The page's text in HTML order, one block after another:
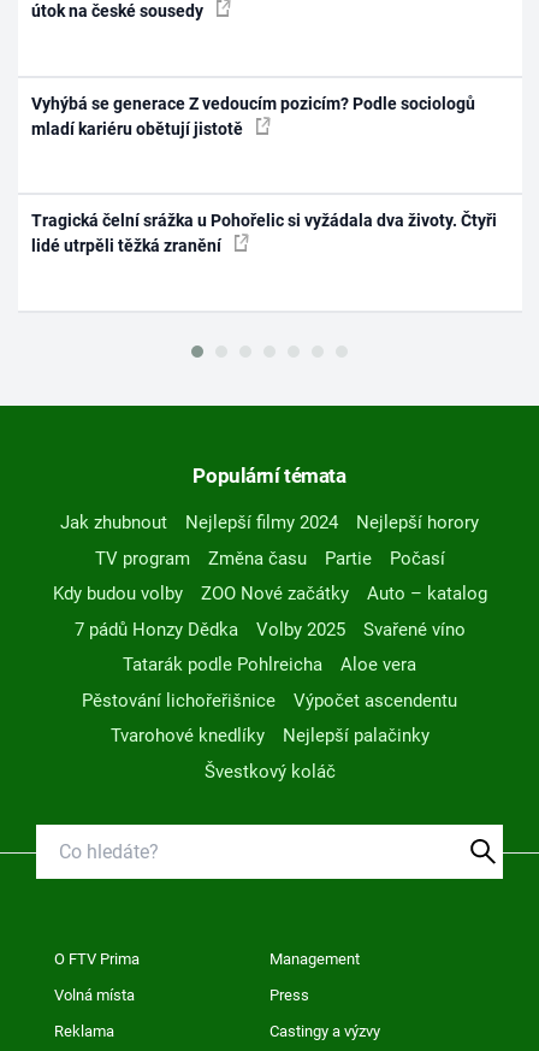
útok na české sousedy
Vyhýbá se generace Z vedoucím pozicím? Podle sociologů
mladí kariéru obětují jistotě
Tragická čelní srážka u Pohořelic si vyžádala dva životy. Čtyři
lidé utrpěli těžká zranění
Populární témata
Jak zhubnout Nejlepší filmy 2024
Nejlepší horory
TV program
Změna času Partie
Počasí
Kdy budou volby
ZOO Nové začátky
Auto – katalog
7 pádů Honzy Dědka
Volby 2025
Svařené víno
Tatarák podle Pohlreicha
Aloe vera
Pěstování lichořeřišnice
Výpočet ascendentu
Tvarohové knedlíky
Nejlepší palačinky
Švestkový koláč
O FTV Prima Management
Volná místa Press
Reklama Castingy a výzvy